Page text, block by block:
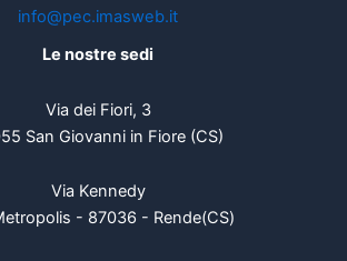
info@pec.imasweb.it
Le nostre sedi
Via dei Fiori, 3
San Giovanni in Fiore (CS)
Via Kennedy
- 87036 - Rende(CS)